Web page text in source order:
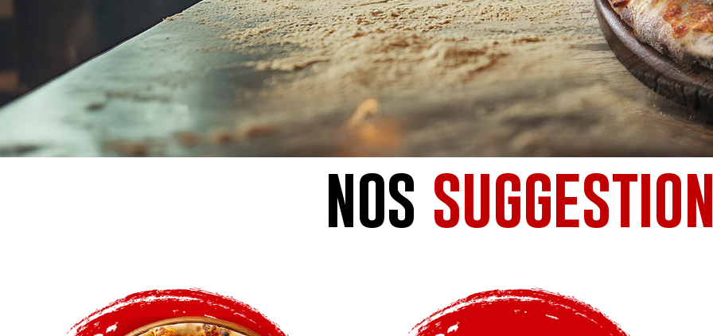
Programme De Fidélité
Avis
Mon Compte
Notre Restaurant
nos